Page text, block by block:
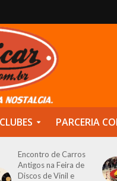
CLUBES PARCERIA
Encontro de Carros
Antigos na Feira de
Discos de Vinil e